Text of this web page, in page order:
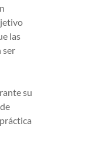
las
ser
su